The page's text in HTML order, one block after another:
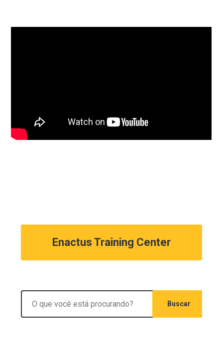
Enactus Training Center